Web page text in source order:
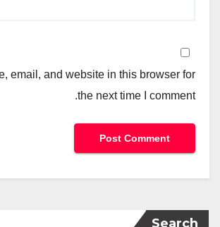
email, and website in this browser for
the next time I comment.
Search